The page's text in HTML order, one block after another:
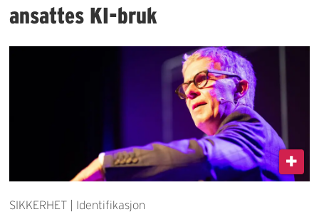
ansattes KI-bruk
SIKKERHET | Identifikasjon